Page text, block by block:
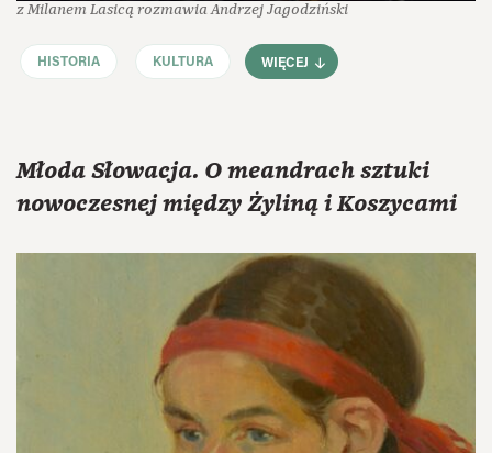
z Milanem Lasicą rozmawia Andrzej Jagodziński
HISTORIA KULTURA WIĘCEJ
Młoda Słowacja. O meandrach sztuki
nowoczesnej między Żyliną i Koszycami